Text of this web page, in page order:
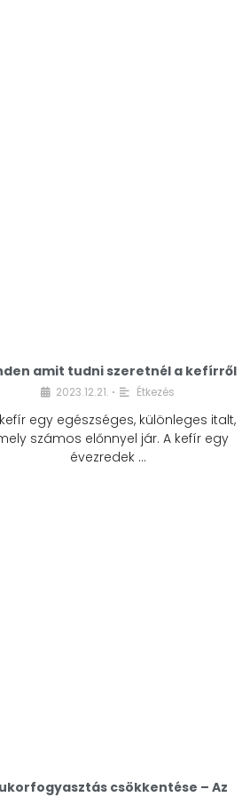
amit tudni szeretnél a kefírről
2023.12.21. • Étkezés
egy egészséges, különleges italt,
számos előnnyel jár. A kefír egy
évezredek …
csökkentése – Az